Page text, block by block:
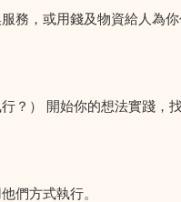
務，或用錢及物資給人為你
？） 開始你的想法實踐，
們方式執行。